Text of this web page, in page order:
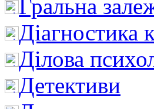
Гральна
Діагностика
Ділова
Детективи